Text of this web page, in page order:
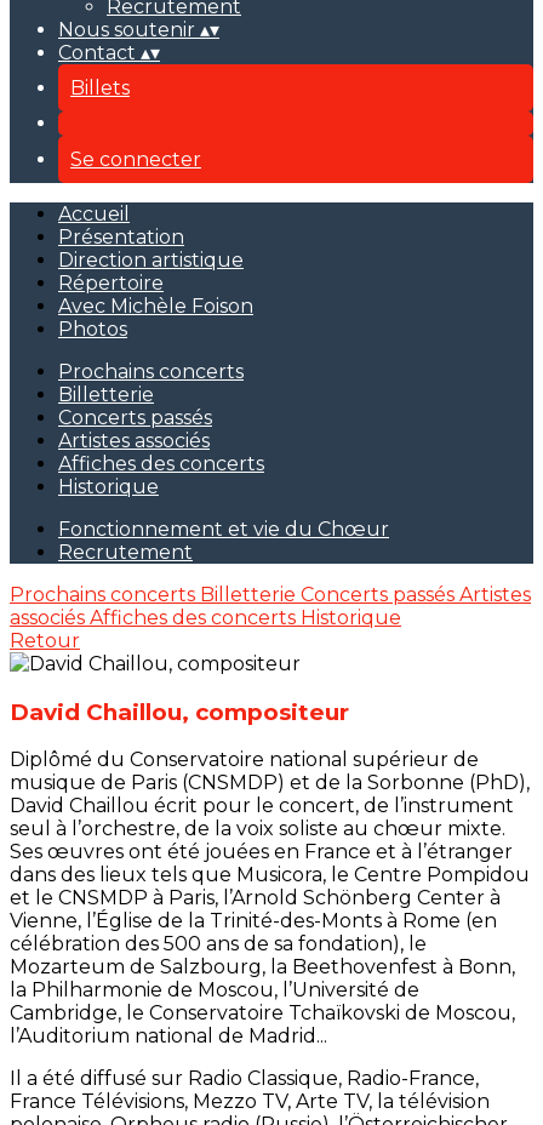
Recrutement
Nous soutenir ▴▾
Contact ▴▾
Billets
Se connecter
Accueil
Présentation
Direction artistique
Répertoire
Avec Michèle Foison
Photos
Prochains concerts
Billetterie
Concerts passés
Artistes associés
Affiches des concerts
Historique
Fonctionnement et vie du Chœur
Recrutement
Prochains concerts Billetterie Concerts passés Artistes
associés Affiches des concerts Historique
Retour
David Chaillou, compositeur
Diplômé du Conservatoire national supérieur de
musique de Paris (CNSMDP) et de la Sorbonne (PhD),
David Chaillou écrit pour le concert, de l’instrument
seul à l’orchestre, de la voix soliste au chœur mixte.
Ses œuvres ont été jouées en France et à l’étranger
dans des lieux tels que Musicora, le Centre Pompidou
et le CNSMDP à Paris, l’Arnold Schönberg Center à
Vienne, l’Église de la Trinité-des-Monts à Rome (en
célébration des 500 ans de sa fondation), le
Mozarteum de Salzbourg, la Beethovenfest à Bonn,
la Philharmonie de Moscou, l’Université de
Cambridge, le Conservatoire Tchaïkovski de Moscou,
l’Auditorium national de Madrid...
Il a été diffusé sur Radio Classique, Radio-France,
France Télévisions, Mezzo TV, Arte TV, la télévision